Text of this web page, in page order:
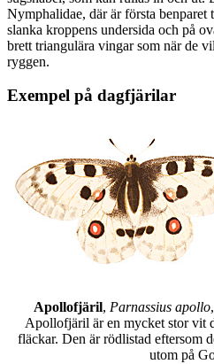
Nymphalidae, där är första
slanka kroppens undersida och på
brett triangulära vingar som när de
ryggen.
Exempel på dagfjärilar
Apollofjäril, Parnassius apollo
Apollofjäril är en mycket stor vit
fläckar. Den är rödlistad eftersom
utom på